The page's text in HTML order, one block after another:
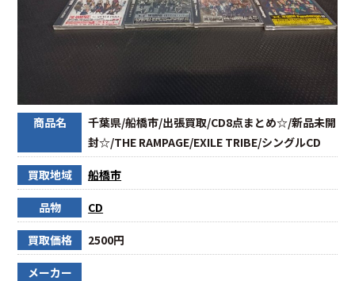
商品名
千葉県/船橋市/出張買取/CD8点まとめ☆/新品未開
封☆/THE RAMPAGE/EXILE TRIBE/シングルCD
買取地域 船橋市
品物 CD
買取価格 2500円
メーカー